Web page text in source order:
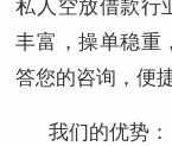
丰富，操单稳重
答您的咨询，便
我们的优势：